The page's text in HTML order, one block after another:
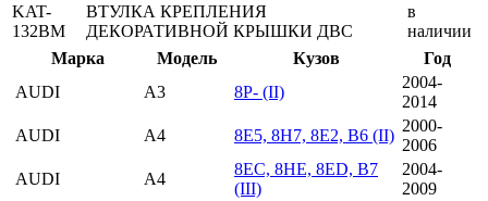
KAT-
132BM
ВТУЛКА КРЕПЛЕНИЯ
ДЕКОРАТИВНОЙ КРЫШКИ ДВС
в
наличии
Марка
Модель Кузов
Год
AUDI
A3 8P- (II)
2004-
2014
AUDI
A4 8E5, 8H7, 8E2, B6 (II)
2000-
2006
AUDI
A4
8EC, 8HE, 8ED, B7
(III)
2004-
2009